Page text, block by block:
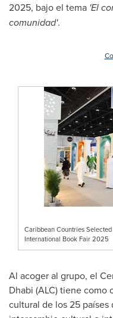
2025, bajo el tema 'El
comunidad'.
Caribbean Countries
International Book Fair 2025
Al acoger al grupo, el
Dhabi (ALC) tiene como
cultural de los 25